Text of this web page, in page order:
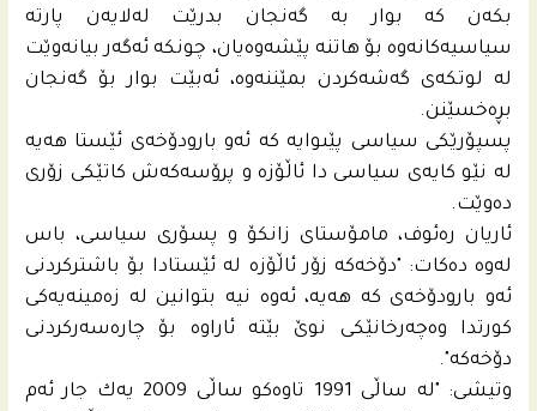
بكه‌ن كه‌ بوار به‌ گه‌نجان بدرێت له‌لایه‌ن پارته‌
سیاسیه‌كانه‌وه‌ بۆ هاتنه‌ پێشه‌وه‌یان، چونكه‌ ئه‌گه‌ر بیانه‌وێت
له‌ لوتكه‌ى گه‌شه‌كردن بمێننه‌وه‌، ئه‌بێت بوار بۆ گه‌نجان
بڕه‌خسێنن.
پسپۆرێكى سیاسى پێىوایه‌ كه‌ ئه‌و بارودۆخه‌ى ئێستا هه‌یه‌
له‌ نێو كایه‌ى سیاسى دا ئاڵۆزه‌ و پرۆسه‌كه‌ش كاتێكى زۆرى
ده‌وێت.
ئاریان ره‌ئوف، مامۆستاى زانكۆ و پسۆرى سیاسى، باس
له‌وه‌ ده‌كات: "دۆخه‌كه‌ زۆر ئاڵۆزه‌ له‌ ئێستادا بۆ باشتركردنى
ئه‌و بارودۆخه‌ى كه‌ هه‌یه‌، ئه‌وه‌ نیه‌ بتوانین له‌ زه‌مینه‌یه‌كى
كورتدا وه‌چه‌رخانێكى نوێ بێته‌ ئاراوه‌ بۆ چاره‌سه‌ركردنى
دۆخه‌كه‌".
وتیشى: "له‌ ساڵى 1991 تاوه‌كو ساڵى 2009 یه‌ك جار ئه‌م